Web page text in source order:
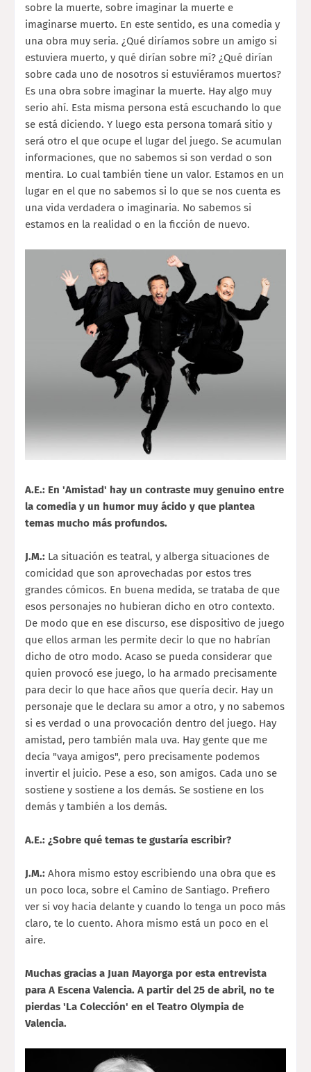
sobre la muerte, sobre imaginar la muerte e
imaginarse muerto. En este sentido, es una comedia y
una obra muy seria. ¿Qué diríamos sobre un amigo si
estuviera muerto, y qué dirían sobre mí? ¿Qué dirían
sobre cada uno de nosotros si estuviéramos muertos?
Es una obra sobre imaginar la muerte. Hay algo muy
serio ahí. Esta misma persona está escuchando lo que
se está diciendo. Y luego esta persona tomará sitio y
será otro el que ocupe el lugar del juego. Se acumulan
informaciones, que no sabemos si son verdad o son
mentira. Lo cual también tiene un valor. Estamos en un
lugar en el que no sabemos si lo que se nos cuenta es
una vida verdadera o imaginaria. No sabemos si
estamos en la realidad o en la ficción de nuevo.
A.E.: En 'Amistad' hay un contraste muy genuino entre
la comedia y un humor muy ácido y que plantea
temas mucho más profundos.
J.M.: La situación es teatral, y alberga situaciones de
comicidad que son aprovechadas por estos tres
grandes cómicos. En buena medida, se trataba de que
esos personajes no hubieran dicho en otro contexto.
De modo que en ese discurso, ese dispositivo de juego
que ellos arman les permite decir lo que no habrían
dicho de otro modo. Acaso se pueda considerar que
quien provocó ese juego, lo ha armado precisamente
para decir lo que hace años que quería decir. Hay un
personaje que le declara su amor a otro, y no sabemos
si es verdad o una provocación dentro del juego. Hay
amistad, pero también mala uva. Hay gente que me
decía "vaya amigos", pero precisamente podemos
invertir el juicio. Pese a eso, son amigos. Cada uno se
sostiene y sostiene a los demás. Se sostiene en los
demás y también a los demás.
A.E.: ¿Sobre qué temas te gustaría escribir?
J.M.: Ahora mismo estoy escribiendo una obra que es
un poco loca, sobre el Camino de Santiago. Prefiero
ver si voy hacia delante y cuando lo tenga un poco más
claro, te lo cuento. Ahora mismo está un poco en el
aire.
Muchas gracias a Juan Mayorga por esta entrevista
para A Escena Valencia. A partir del 25 de abril, no te
pierdas 'La Colección' en el Teatro Olympia de
Valencia.